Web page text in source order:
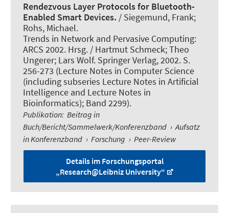
Rendezvous Layer Protocols for Bluetooth-
Enabled Smart Devices. / Siegemund, Frank;
Rohs, Michael.
Trends in Network and Pervasive Computing:
ARCS 2002. Hrsg. / Hartmut Schmeck; Theo
Ungerer; Lars Wolf. Springer Verlag, 2002. S.
256-273 (Lecture Notes in Computer Science
(including subseries Lecture Notes in Artificial
Intelligence and Lecture Notes in
Bioinformatics); Band 2299).
Publikation: Beitrag in
Buch/Bericht/Sammelwerk/Konferenzband › Aufsatz
in Konferenzband › Forschung › Peer-Review
Details im Forschungsportal
„Research@Leibniz University“